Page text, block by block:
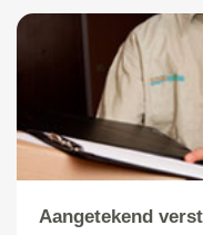
Aangetekend